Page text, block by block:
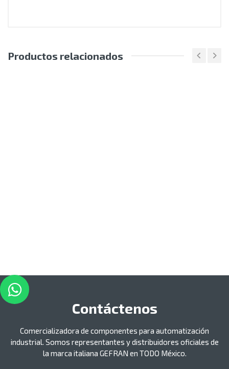
Productos relacionados
Contáctenos
Comercializadora de componentes para automatización
industrial. Somos representantes y distribuidores oficiales de
la marca italiana GEFRAN en TODO México.